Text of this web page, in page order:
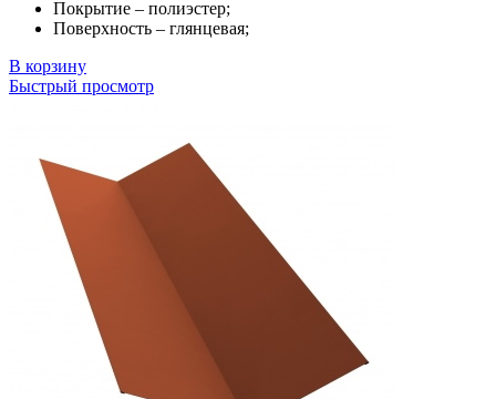
Покрытие – полиэстер;
Поверхность – глянцевая;
В корзину
Быстрый просмотр